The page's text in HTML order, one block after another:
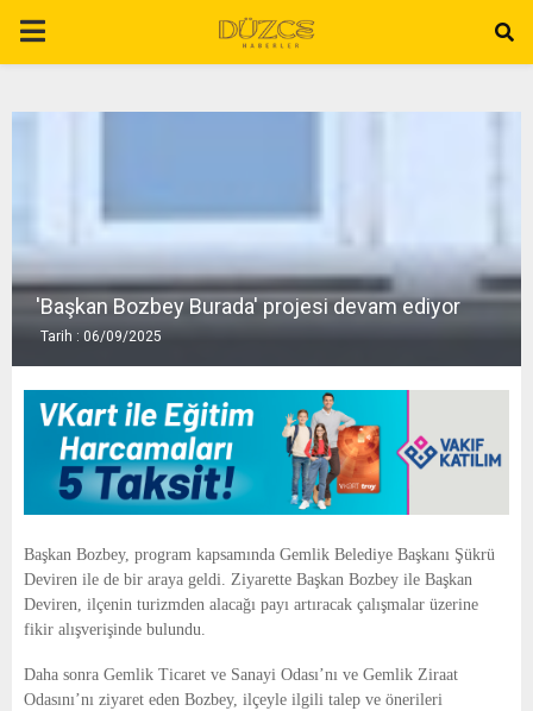
P
A
E
N
U
'Başkan Bozbey Burada' projesi devam ediyor
Tarih : 06/09/2025
Başkan Bozbey, program kapsamında Gemlik Belediye Başkanı Şükrü
Deviren ile de bir araya geldi. Ziyarette Başkan Bozbey ile Başkan
Deviren, ilçenin turizmden alacağı payı artıracak çalışmalar üzerine
fikir alışverişinde bulundu.
Daha sonra Gemlik Ticaret ve Sanayi Odası’nı ve Gemlik Ziraat
Odasını’nı ziyaret eden Bozbey, ilçeyle ilgili talep ve önerileri